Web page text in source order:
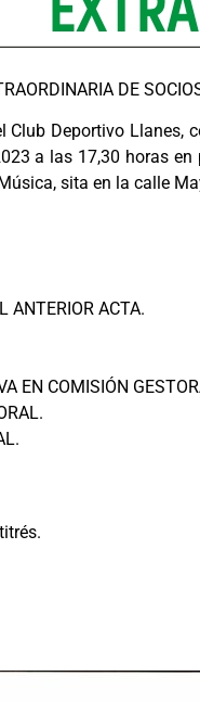
DE
Deportivo
a las 17,30 horas
sita en la calle
ANTERIOR ACTA.
EN COMISIÓN